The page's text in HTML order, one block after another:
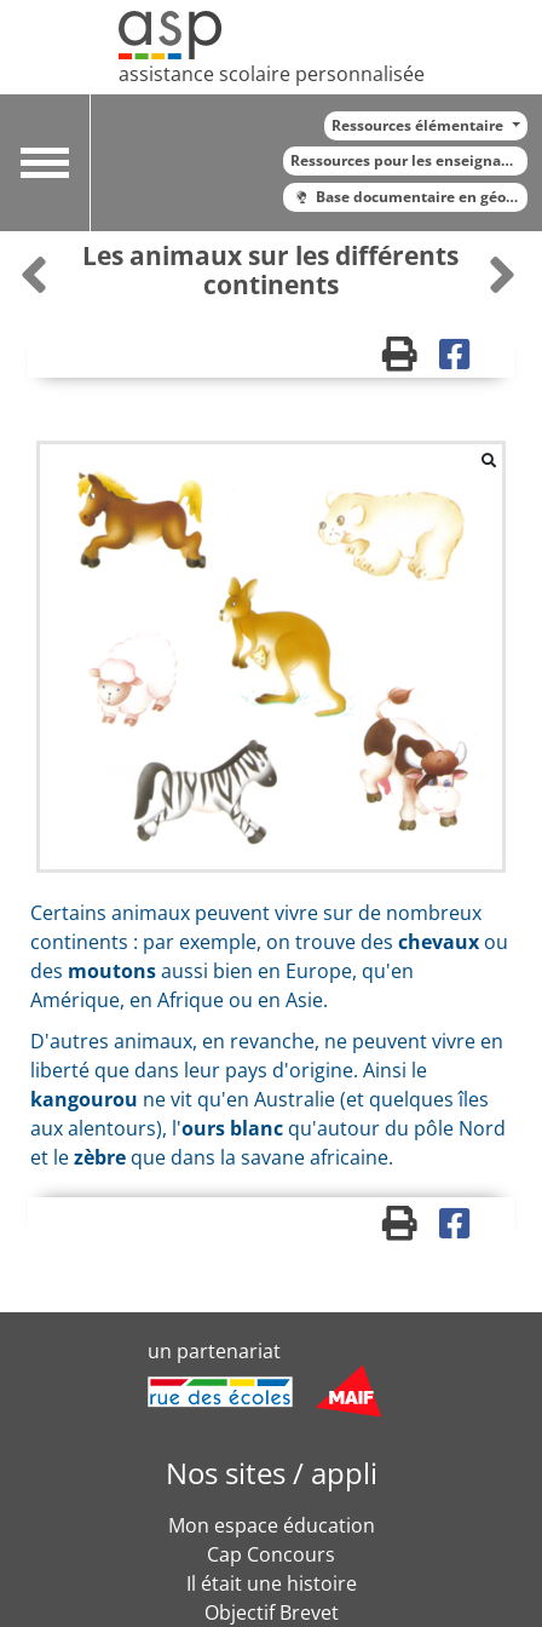
assistance scolaire personnalisée
Toggle
Ressources élémentaire
Ressources pour les enseignants
Base documentaire en
Les animaux sur les différents
continents
Certains animaux peuvent vivre sur de nombreux
continents : par exemple, on trouve des chevaux ou
des moutonsaussi bien en Europe, qu'en
Amérique, en Afrique ou en Asie.
D'autres animaux, en revanche, ne peuvent vivre en
liberté que dans leur pays d'origine. Ainsi le
kangourou ne vit qu'en Australie (et quelques îles
aux alentours), l'ours blanc qu'autour du pôle Nord
et lezèbre que dans la savane africaine.
un partenariat
Nos sites / appli
Mon espace éducation
Cap Concours
Il était une histoire
Objectif Brevet